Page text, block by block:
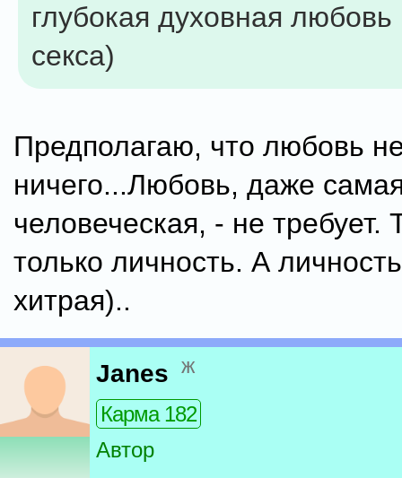
глубокая духовная любовь
секса)
Предполагаю, что любовь
ничего...Любовь, даже
человеческая, - не требует.
только личность. А
хитрая)..
Janes ж
Карма 182
Автор